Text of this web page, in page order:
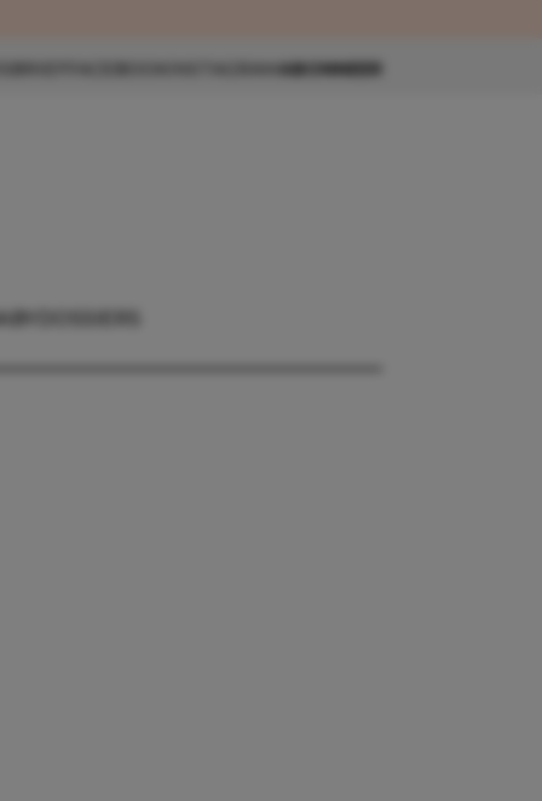
🎁
ABONNEER